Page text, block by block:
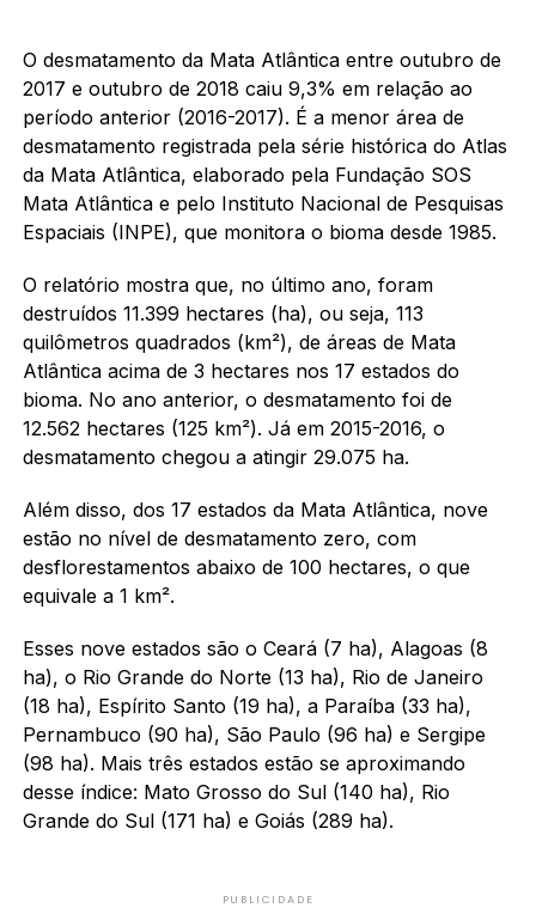
O desmatamento da Mata Atlântica entre outubro de
2017 e outubro de 2018 caiu 9,3% em relação ao
período anterior (2016-2017). É a menor área de
desmatamento registrada pela série histórica do Atlas
da Mata Atlântica, elaborado pela Fundação SOS
Mata Atlântica e pelo Instituto Nacional de Pesquisas
Espaciais (INPE), que monitora o bioma desde 1985.
O relatório mostra que, no último ano, foram
destruídos 11.399 hectares (ha), ou seja, 113
quilômetros quadrados (km²), de áreas de Mata
Atlântica acima de 3 hectares nos 17 estados do
bioma. No ano anterior, o desmatamento foi de
12.562 hectares (125 km²). Já em 2015-2016, o
desmatamento chegou a atingir 29.075 ha.
Além disso, dos 17 estados da Mata Atlântica, nove
estão no nível de desmatamento zero, com
desflorestamentos abaixo de 100 hectares, o que
equivale a 1 km².
Esses nove estados são o Ceará (7 ha), Alagoas (8
ha), o Rio Grande do Norte (13 ha), Rio de Janeiro
(18 ha), Espírito Santo (19 ha), a Paraíba (33 ha),
Pernambuco (90 ha), São Paulo (96 ha) e Sergipe
(98 ha). Mais três estados estão se aproximando
desse índice: Mato Grosso do Sul (140 ha), Rio
Grande do Sul (171 ha) e Goiás (289 ha).
PUBLICIDADE